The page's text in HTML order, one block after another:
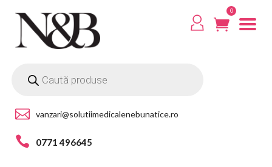
0
vanzari@solutiimedicalenebunatice.ro
0771 496645